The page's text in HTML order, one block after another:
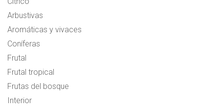
Arbustivas
Aromáticas y vivaces
Coníferas
Frutal
Frutal tropical
Frutas del bosque
Interior